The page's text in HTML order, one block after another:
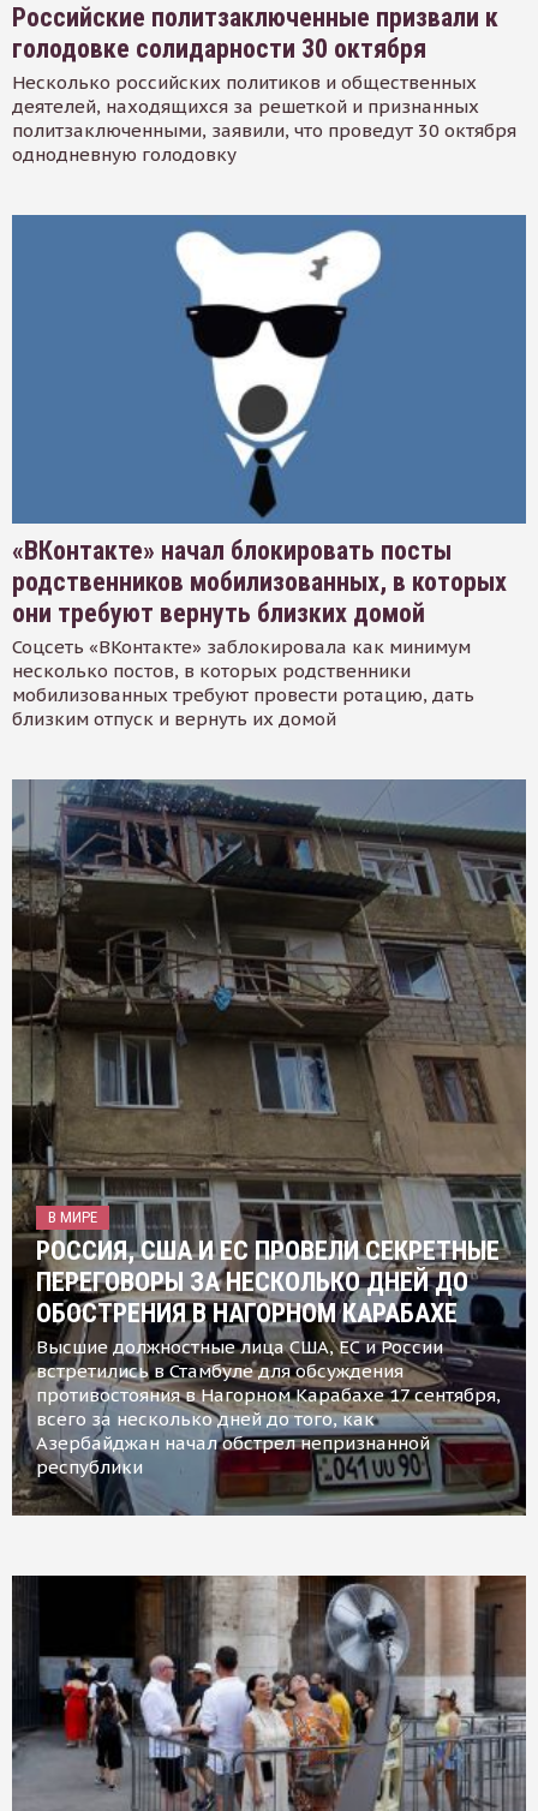
Российские политзаключенные призвали к
голодовке солидарности 30 октября
Несколько российских политиков и общественных
деятелей, находящихся за решеткой и признанных
политзаключенными, заявили, что проведут 30 октября
однодневную голодовку
«ВКонтакте» начал блокировать посты
родственников мобилизованных, в которых
они требуют вернуть близких домой
Соцсеть «ВКонтакте» заблокировала как минимум
несколько постов, в которых родственники
мобилизованных требуют провести ротацию, дать
близким отпуск и вернуть их домой
В МИРЕ
РОССИЯ, США И ЕС ПРОВЕЛИ СЕКРЕТНЫЕ
ПЕРЕГОВОРЫ ЗА НЕСКОЛЬКО ДНЕЙ ДО
ОБОСТРЕНИЯ В НАГОРНОМ КАРАБАХЕ
Высшие должностные лица США, ЕС и России
встретились в Стамбуле для обсуждения
противостояния в Нагорном Карабахе 17 сентября,
всего за несколько дней до того, как
Азербайджан начал обстрел непризнанной
республики